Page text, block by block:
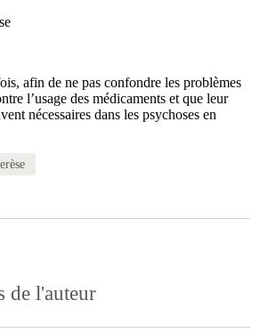
afin de ne pas confondre les problèmes
l’usage des médicaments et que leur
nécessaires dans les psychoses en
de l'auteur